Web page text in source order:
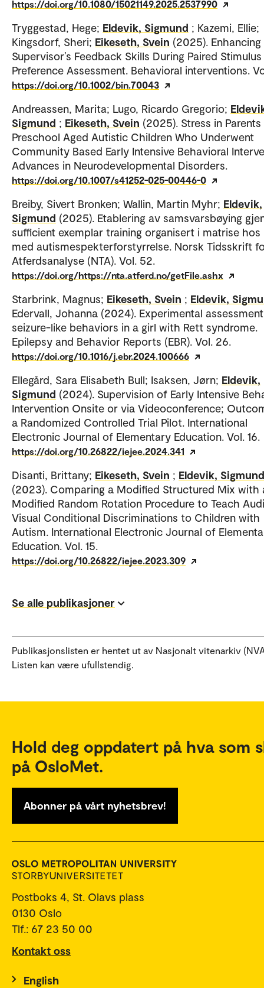
https://doi.org/10.1080/15021149.2025.2537990
Tryggestad, Hege; Eldevik, Sigmund ; Kazemi, Ellie;
Kingsdorf, Sheri; Eikeseth, Svein (2025). Enhancing
Supervisor’s Feedback Skills During Paired Stimulus
Preference Assessment. Behavioral interventions.
https://doi.org/10.1002/bin.70043
Andreassen, Marita; Lugo, Ricardo Gregorio;
Sigmund ; Eikeseth, Svein (2025). Stress in
Preschool Aged Autistic Children Who Underwent
Community Based Early Intensive Behavioral
Advances in Neurodevelopmental Disorders.
https://doi.org/10.1007/s41252-025-00446-0
Breiby, Sivert Bronken; Wallin, Martin Myhr; Eldevik,
Sigmund (2025). Etablering av samsvarsbøying
sufficient exemplar training organisert i matrise hos
med autismespekterforstyrrelse. Norsk Tidsskrift
Atferdsanalyse (NTA). Vol. 52.
https://doi.org/https://nta.atferd.no/getFile.ashx
Starbrink, Magnus; Eikeseth, Svein ; Eldevik,
Edervall, Johanna (2024). Experimental
seizure-like behaviors in a girl with Rett syndrome.
Epilepsy and Behavior Reports (EBR). Vol. 26.
https://doi.org/10.1016/j.ebr.2024.100666
Ellegård, Sara Elisabeth Bull; Isaksen, Jørn; Eldevik,
Sigmund (2024). Supervision of Early Intensive
Intervention Onsite or via Videoconference;
a Randomized Controlled Trial Pilot. International
Electronic Journal of Elementary Education. Vol. 16.
https://doi.org/10.26822/iejee.2024.341
Disanti, Brittany; Eikeseth, Svein ; Eldevik, Sigmund
(2023). Comparing a Modified Structured Mix with
Modified Random Rotation Procedure to Teach
Visual Conditional Discriminations to Children with
Autism. International Electronic Journal of
Education. Vol. 15.
https://doi.org/10.26822/iejee.2023.309
Se alle publikasjoner
Publikasjonslisten er hentet ut av Nasjonalt vitenarkiv
Listen kan være ufullstendig.
Hold deg oppdatert på hva som
på OsloMet.
Abonner på vårt nyhetsbrev!
Postboks 4, St. Olavs plass
0130 Oslo
Tlf.: 67 23 50 00
Kontakt oss
English